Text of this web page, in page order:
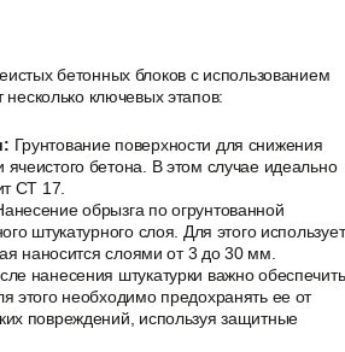
бетонных блоков с использованием
ключевых этапов:
Грунтование поверхности для снижения
бетона. В этом случае идеально
CT 17.
обрызга по огрунтованной
штукатурного слоя. Для этого
наносится слоями от 3 до 30 мм.
нанесения штукатурки важно
этого необходимо предохранять ее от
повреждений, используя защитные